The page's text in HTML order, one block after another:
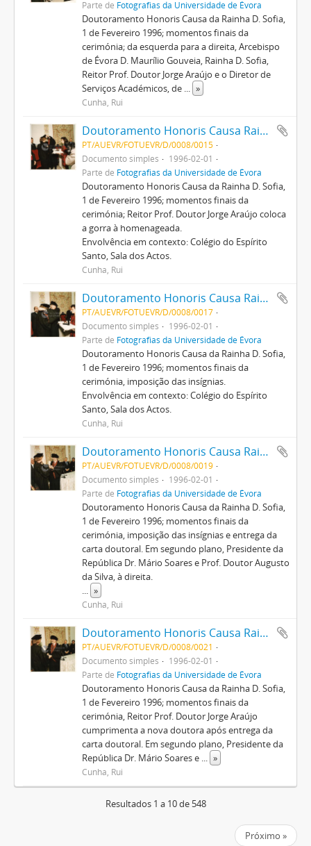
Parte de Fotografias da Universidade de Évora
Doutoramento Honoris Causa da Rainha D. Sofia,
1 de Fevereiro 1996; momentos finais da
cerimónia; da esquerda para a direita, Arcebispo
de Évora D. Maurílio Gouveia, Rainha D. Sofia,
Reitor Prof. Doutor Jorge Araújo e o Diretor de
Serviços Académicos, de ... »
Cunha, Rui
Doutoramento Honoris Causa Rainha D. Sofia
PT/AUEVR/FOTUEVR/D/0008/0015
Documento simples
1996-02-01
Parte de Fotografias da Universidade de Évora
Doutoramento Honoris Causa da Rainha D. Sofia,
1 de Fevereiro 1996; momentos finais da
cerimónia; Reitor Prof. Doutor Jorge Araújo coloca
a gorra à homenageada.
Envolvência em contexto: Colégio do Espírito
Santo, Sala dos Actos.
Cunha, Rui
Doutoramento Honoris Causa Rainha D. Sofia
PT/AUEVR/FOTUEVR/D/0008/0017
Documento simples
1996-02-01
Parte de Fotografias da Universidade de Évora
Doutoramento Honoris Causa da Rainha D. Sofia,
1 de Fevereiro 1996; momentos finais da
cerimónia, imposição das insígnias.
Envolvência em contexto: Colégio do Espírito
Santo, Sala dos Actos.
Cunha, Rui
Doutoramento Honoris Causa Rainha D. Sofia
PT/AUEVR/FOTUEVR/D/0008/0019
Documento simples
1996-02-01
Parte de Fotografias da Universidade de Évora
Doutoramento Honoris Causa da Rainha D. Sofia,
1 de Fevereiro 1996; momentos finais da
cerimónia, imposição das insígnias e entrega da
carta doutoral. Em segundo plano, Presidente da
República Dr. Mário Soares e Prof. Doutor Augusto
da Silva, à direita.
... »
Cunha, Rui
Doutoramento Honoris Causa Rainha D. Sofia
PT/AUEVR/FOTUEVR/D/0008/0021
Documento simples
1996-02-01
Parte de Fotografias da Universidade de Évora
Doutoramento Honoris Causa da Rainha D. Sofia,
1 de Fevereiro 1996; momentos finais da
cerimónia, Reitor Prof. Doutor Jorge Araújo
cumprimenta a nova doutora após entrega da
carta doutoral. Em segundo plano, Presidente da
República Dr. Mário Soares e ... »
Cunha, Rui
Resultados 1 a 10 de 548
Próximo »